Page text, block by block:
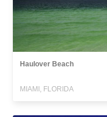
Haulover Beach
MIAMI, FLORIDA